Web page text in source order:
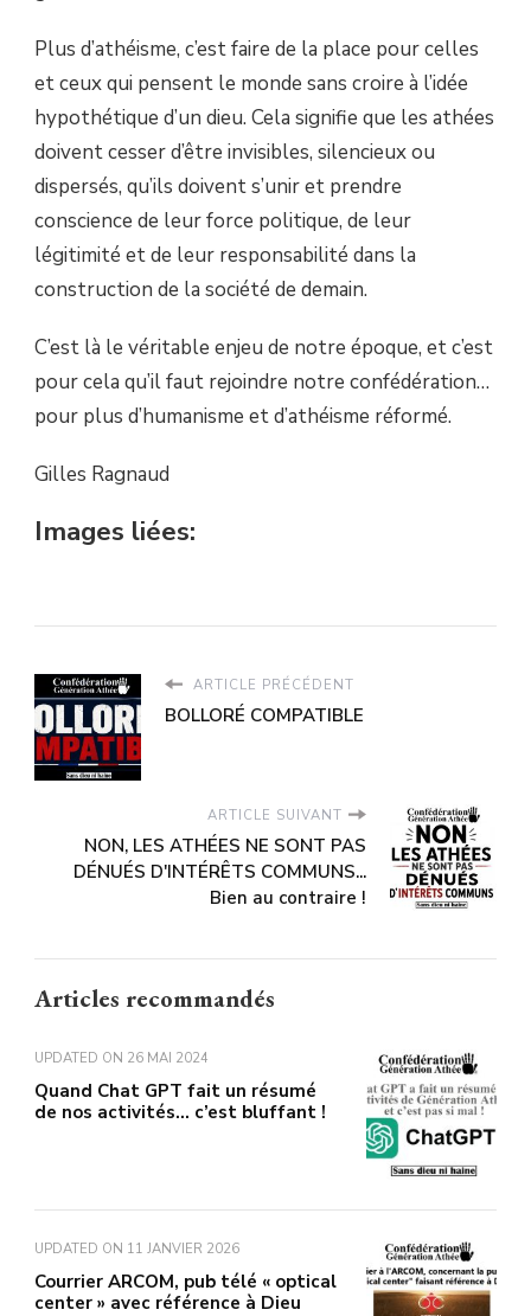
Plus d’athéisme, c’est faire de la place pour celles
et ceux qui pensent le monde sans croire à l’idée
hypothétique d’un dieu. Cela signifie que les athées
doivent cesser d’être invisibles, silencieux ou
dispersés, qu’ils doivent s’unir et prendre
conscience de leur force politique, de leur
légitimité et de leur responsabilité dans la
construction de la société de demain.
C’est là le véritable enjeu de notre époque, et c’est
pour cela qu’il faut rejoindre notre confédération…
pour plus d’humanisme et d’athéisme réformé.
Gilles Ragnaud
Images liées:
ARTICLE PRÉCÉDENT
BOLLORÉ COMPATIBLE
ARTICLE SUIVANT
NON, LES ATHÉES NE SONT PAS
DÉNUÉS D'INTÉRÊTS COMMUNS...
Bien au contraire !
Articles recommandés
UPDATED ON 26 MAI 2024
Quand Chat GPT fait un résumé
de nos activités… c’est bluffant !
UPDATED ON 11 JANVIER 2026
Courrier ARCOM, pub télé « optical
center » avec référence à Dieu